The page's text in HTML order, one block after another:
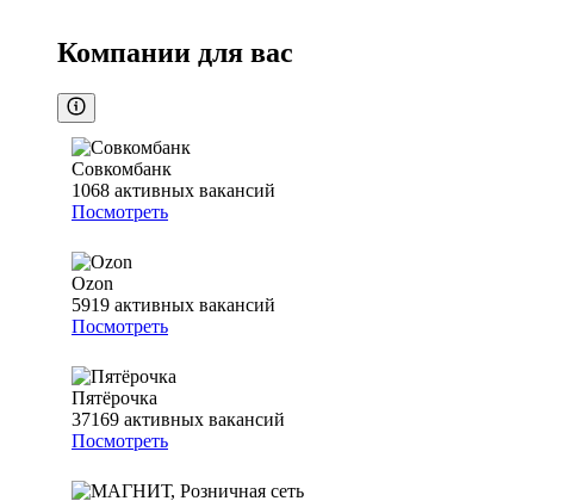
Компании для вас
Совкомбанк
1068 активных вакансий
Посмотреть
Ozon
5919 активных вакансий
Посмотреть
Пятёрочка
37169 активных вакансий
Посмотреть